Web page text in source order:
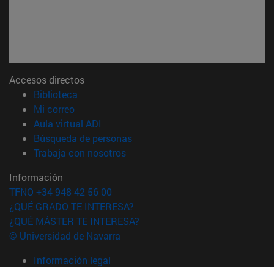
Accesos directos
Biblioteca
Mi correo(abre en nueva ventana)
Aula virtual ADI
Búsqueda de personas(abre en nueva ventana)
Trabaja con nosotros(abre en nueva ventana)
Información
TFNO +34 948 42 56 00
¿QUÉ GRADO TE INTERESA?
¿QUÉ MÁSTER TE INTERESA?
© Universidad de Navarra
Información legal